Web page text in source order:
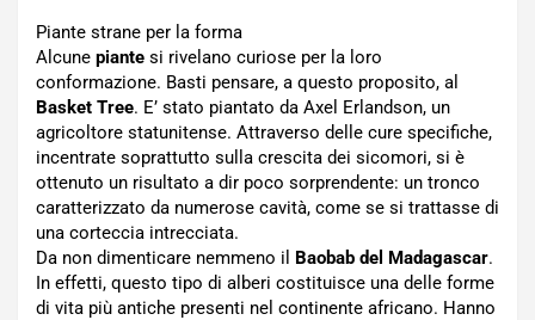
Piante strane per la forma
Alcune piante si rivelano curiose per la loro
conformazione. Basti pensare, a questo proposito, al
Basket Tree. E’ stato piantato da Axel Erlandson, un
agricoltore statunitense. Attraverso delle cure specifiche,
incentrate soprattutto sulla crescita dei sicomori, si è
ottenuto un risultato a dir poco sorprendente: un tronco
caratterizzato da numerose cavità, come se si trattasse di
una corteccia intrecciata.
Da non dimenticare nemmeno il Baobab del Madagascar.
In effetti, questo tipo di alberi costituisce una delle forme
di vita più antiche presenti nel continente africano. Hanno